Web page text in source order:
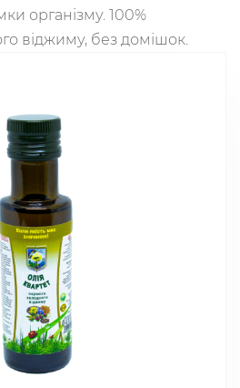
організму. 100%
віджиму, без домішок.